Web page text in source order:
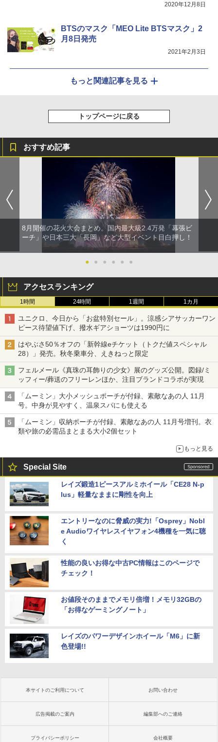
2020年12月8日
BTSのマスク「MEO Lite BTSマスク」2
月8日発売
2021年2月3日
もっと関連記事を見る
トップページに戻る
おすすめ記事
8月開催の花火大会まとめ。国内最大級2.4万発「幕張ビ
ーチ」や日本三大「長岡」など大型イベント目白押し！
● ● ● ● ● ●
アクセスランキング
1時間 24時間 1週間 1カ月
ユニクロ、今日から「お盆特別セール」。涼感シアサッカーワン
ピース待望値下げ、撥水ギアショーツは1990円に
はやぶさ50％オフの「新幹線eチケット（トクだ値スペシャル
28）」発売。秋冬乗車分、えきねっと限定
フェルメール《真珠の耳飾りの少女》展のグッズ公開。図録/ミ
ッフィー/葬送のフリーレンほか、注目ブランドコラボが実現
「ムーミン」大小メッシュポーチが付録、素敵なあの人 11月
号。中身が見やすく、温泉スパにも使える
「ムーミン」収納ポーチが付録、素敵なあの人 11月号増刊。衣
類や旅の必需品まとまる大小2個セット
もっと見る
Special Site
レイズ鍛造1ピースアルミホイール「CE28 N-p
lus」軽量なままに剛性を向上
エントリーなのに脅威の実力!「Osprey」Nobl
e Audioワイヤレスイヤフォン4機種を一気に聴
く
性能の良いお得な中古PC情報はこのページで
チェック！
お値段そのままでメモリ倍増！メモリ32GBの
「お得なゲーミングノート」
レイズのパワーデザインホイール「M6」に新
色登場!!
本サイトのご利用について お問い合わせ
広告掲載のご案内 編集部へのご連絡
プライバシーポリシー 会社概要